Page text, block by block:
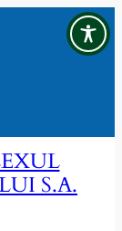
S.A.